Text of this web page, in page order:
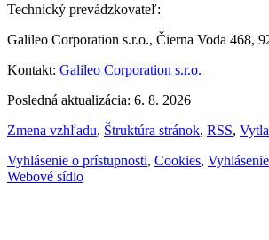
Technický prevádzkovateľ:
Galileo Corporation s.r.o., Čierna Voda 468,
Kontakt: Galileo Corporation s.r.o.
Posledná aktualizácia: 6. 8. 2026
Zmena vzhľadu, Štruktúra stránok, RSS,
Vyhlásenie o prístupnosti, Cookies,
Webové sídlo